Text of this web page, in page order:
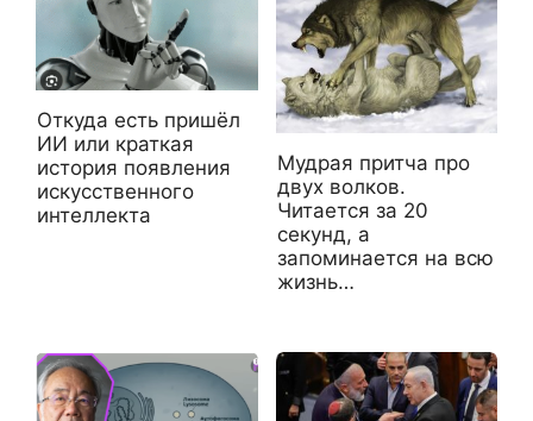
Откуда есть пришёл
ИИ или краткая
история появления
искусственного
интеллекта
Мудрая притча про
двух волков.
Читается за 20
секунд, а
запоминается на всю
жизнь…